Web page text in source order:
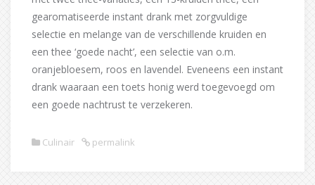
gearomatiseerde instant drank met zorgvuldige
selectie en melange van de verschillende kruiden en
een thee ‘goede nacht’, een selectie van o.m.
oranjebloesem, roos en lavendel. Eveneens een instant
drank waaraan een toets honig werd toegevoegd om
een goede nachtrust te verzekeren.
Culinair permalink